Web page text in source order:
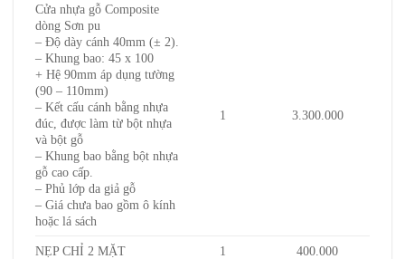
Cửa nhựa gỗ Composite
dòng Sơn pu
– Độ dày cánh 40mm (± 2).
– Khung bao: 45 x 100
+ Hệ 90mm áp dụng tường
(90 – 110mm)
– Kết cấu cánh bằng nhựa
đúc, được làm từ bột nhựa
và bột gỗ
– Khung bao bằng bột nhựa
gỗ cao cấp.
– Phủ lớp da giả gỗ
– Giá chưa bao gồm ô kính
hoặc lá sách
1 3.300.000
NẸP CHỈ 2 MẶT 1 400.000